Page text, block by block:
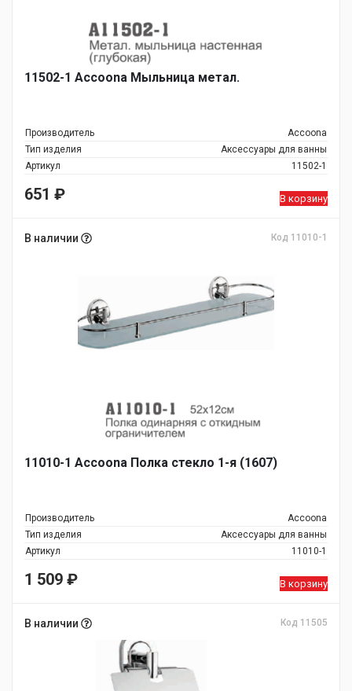
11502-1 Accoona Мыльница метал.
Производитель
Accoona
Тип изделия
Аксессуары для ванны
Артикул
11502-1
651 ₽ В корзину
В наличии Код 11010-1
11010-1 Accoona Полка стекло 1-я (1607)
Производитель
Accoona
Тип изделия
Аксессуары для ванны
Артикул
11010-1
1 509 ₽ В корзину
В наличии Код 11505